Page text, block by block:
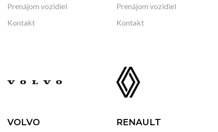
Prenájom vozidiel
Kontakt
Prenájom vozidiel
Kontakt
VOLVO RENAULT